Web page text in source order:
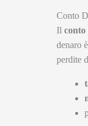
Conto
Il conto
denaro
perdite